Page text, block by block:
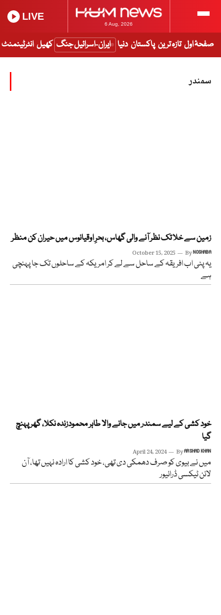
6 Aug, 2026
LIVE
صفحۂ اول تازہ ترین پاکستان دنیا ایران-اسرائیل جنگ کھیل انٹرٹینمنٹ
سمندر
زمین سے خلا تک نظر آنے والی گھاس، بحرِ اوقیانوس میں حیران کن منظر
October 15, 2025 ByNOSHABA
یہ پٹی اب افریقہ کے ساحل سے لے کر امریکہ کے ساحلوں تک جا پہنچی
ہے
خود کشی کے لیے سمندر میں جانے والا طاہر محمودزندہ نکلا، گھر پہنچ
گیا
April 24, 2024 ByARSHAD KHAN
میں نے بیوی کو صرف دھمکی دی تھی، خود کشی کا ارادہ نہیں تھا، آن
لائن ٹیکسی ڈرائیور